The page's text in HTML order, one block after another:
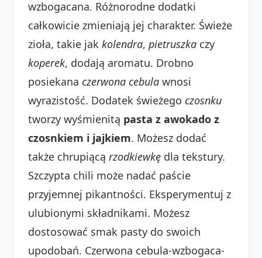
wzbogacana. Różnorodne dodatki
całkowicie zmieniają jej charakter. Świeże
zioła, takie jak kolendra, pietruszka czy
koperek, dodają aromatu. Drobno
posiekana czerwona cebula wnosi
wyrazistość. Dodatek świeżego czosnku
tworzy wyśmienitą pasta z awokado z
czosnkiem i jajkiem. Możesz dodać
także chrupiącą rzodkiewkę dla tekstury.
Szczypta chili może nadać paście
przyjemnej pikantności. Eksperymentuj z
ulubionymi składnikami. Możesz
dostosować smak pasty do swoich
upodobań. Czerwona cebula-wzbogaca-